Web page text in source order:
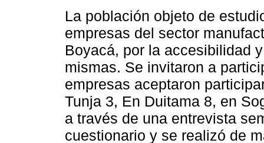
La población objeto de
empresas del sector
Boyacá, por la accesibilidad
mismas. Se invitaron a
empresas aceptaron
Tunja 3, En Duitama 8, en
a través de una entrevista
cuestionario y se realizó de